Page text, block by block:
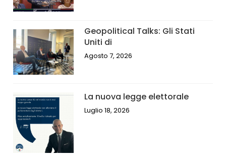
Geopolitical Talks: Gli Stati
Uniti di
Agosto 7, 2026
La nuova legge elettorale
Luglio 18, 2026